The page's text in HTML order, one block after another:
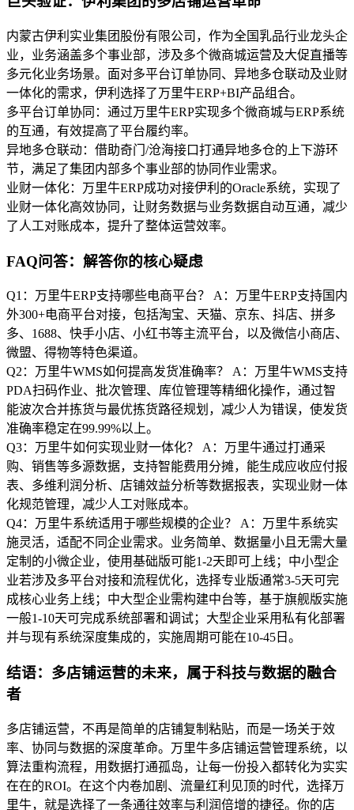
内蒙古伊利实业集团股份有限公司，作为全国乳品行业龙头企
业，业务涵盖多个事业部，涉及多个微商城运营及大促直播等
多元化业务场景。面对多平台订单协同、异地多仓联动及业财
一体化的需求，伊利选择了万里牛ERP+BI产品组合。
多平台订单协同：通过万里牛ERP实现多个微商城与ERP系统
的互通，有效提高了平台履约率。
异地多仓联动：借助奇门/沧海接口打通异地多仓的上下游环
节，满足了集团内部多个事业部的协同作业需求。
业财一体化：万里牛ERP成功对接伊利的Oracle系统，实现了
业财一体化高效协同，让财务数据与业务数据自动互通，减少
了人工对账成本，提升了整体运营效率。
FAQ问答：解答你的核心疑虑
Q1：万里牛ERP支持哪些电商平台？ A：万里牛ERP支持国内
外300+电商平台对接，包括淘宝、天猫、京东、抖店、拼多
多、1688、快手小店、小红书等主流平台，以及微信小商店、
微盟、得物等特色渠道。
Q2：万里牛WMS如何提高发货准确率？ A：万里牛WMS支持
PDA扫码作业、批次管理、库位管理等精细化操作，通过智
能波次合并拣货与最优拣货路径规划，减少人为错误，使发货
准确率稳定在99.99%以上。
Q3：万里牛如何实现业财一体化？ A：万里牛通过打通采
购、销售等多源数据，支持智能费用分摊，能生成应收应付报
表、多维利润分析、店铺效益分析等数据报表，实现业财一体
化规范管理，减少人工对账成本。
Q4：万里牛系统适用于哪些规模的企业？ A：万里牛系统实
施灵活，适配不同企业需求。业务简单、数据量小且无需大量
定制的小微企业，使用基础版可能1-2天即可上线；中小型企
业若涉及多平台对接和流程优化，选择专业版通常3-5天可完
成核心业务上线；中大型企业需构建中台等，基于旗舰版实施
一般1-10天可完成系统部署和调试；大型企业采用私有化部署
并与现有系统深度集成的，实施周期可能在10-45日。
结语：多店铺运营的未来，属于科技与数据的融合
者
多店铺运营，不再是简单的店铺复制粘贴，而是一场关于效
率、协同与数据的深度革命。万里牛多店铺运营管理系统，以
算法重构流程，用数据打通孤岛，让每一份投入都转化为实实
在在的ROI。在这个内卷加剧、流量红利见顶的时代，选择万
里牛，就是选择了一条通往效率与利润倍增的捷径。你的店